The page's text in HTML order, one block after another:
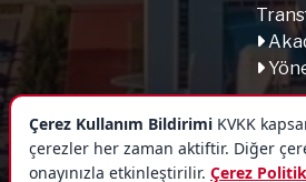
Çerez Kullanım Bildirimi KVKK
çerezler her zaman aktiftir. Diğer
onayınızla etkinleştirilir. Çerez